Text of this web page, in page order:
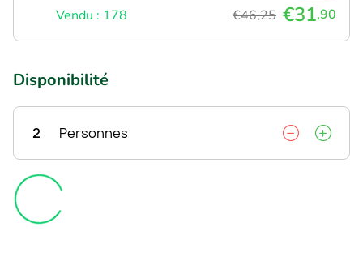
Vendu : 178
€46,25 €31,90
Disponibilité
2 Personnes